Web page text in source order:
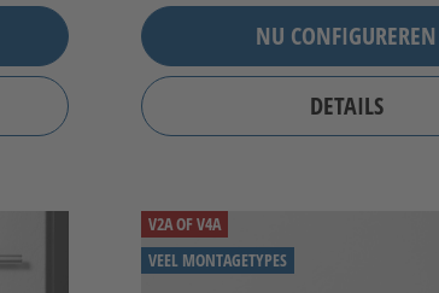
NU CONFIGUREREN
DETAILS
V2A OF V4A
VEEL MONTAGETYPES